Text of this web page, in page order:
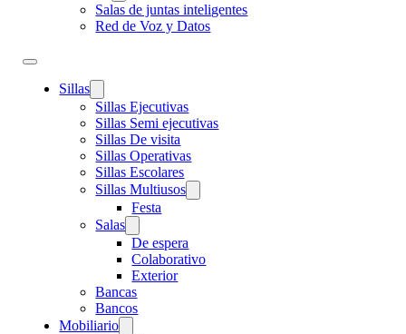
Salas de juntas inteligentes
Red de Voz y Datos
Sillas
Sillas Ejecutivas
Sillas Semi ejecutivas
Sillas De visita
Sillas Operativas
Sillas Escolares
Sillas Multiusos
Festa
Salas
De espera
Colaborativo
Exterior
Bancas
Bancos
Mobiliario